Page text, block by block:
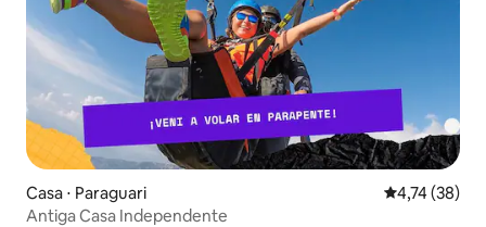
Casa ⋅ Paraguari 4,74 de uma
4,74 (38)
Antiga Casa Independente